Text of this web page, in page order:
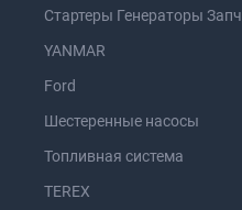
Стартеры Генераторы
YANMAR
Ford
Шестеренные насосы
Топливная система
TEREX